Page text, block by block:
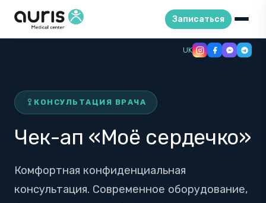
UK
Записаться
КОНСУЛЬТАЦИЯ ВРАЧА
Чек-ап «Моё сердечко»
Комфортная конфиденциальная
консультация. Современное оборудование,